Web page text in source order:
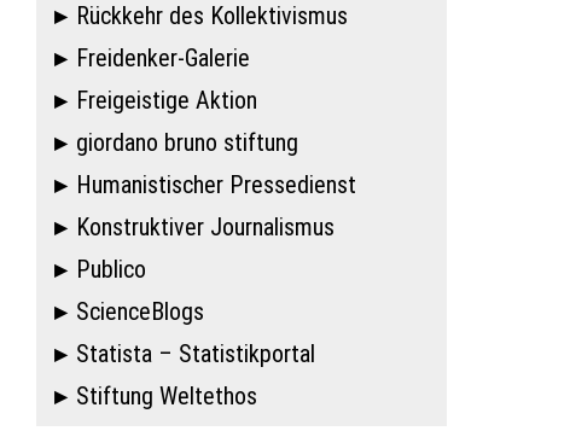
Rückkehr des Kollektivismus
Freidenker-Galerie
Freigeistige Aktion
giordano bruno stiftung
Humanistischer Pressedienst
Konstruktiver Journalismus
Publico
ScienceBlogs
Statista – Statistikportal
Stiftung Weltethos